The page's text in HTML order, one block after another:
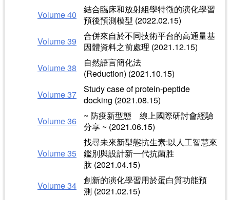
Volume 40
結合臨床和放射組學特徵的演化學習
預後預測模型 (2022.02.15)
Volume 39
合併來自於不同技術平台的高通量基
因體資料之前處理 (2021.12.15)
Volume 38
自然語言簡化法
(Reduction) (2021.10.15)
Volume 37
Study case of protein-peptide
docking (2021.08.15)
Volume 36
~ 防疫新型態 線上國際研討會經驗
分享 ~ (2021.06.15)
Volume 35
找尋未來新型態抗生素:以人工智慧來
鑑別與設計新一代抗菌胜
肽 (2021.04.15)
Volume 34
創新的演化學習用於蛋白質功能預
測 (2021.02.15)